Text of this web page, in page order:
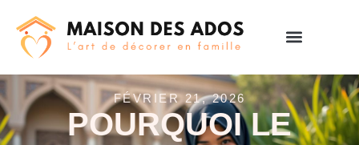
FÉVRIER 21, 2026
POURQUOI LE